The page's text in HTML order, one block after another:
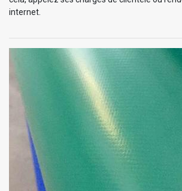
internet.